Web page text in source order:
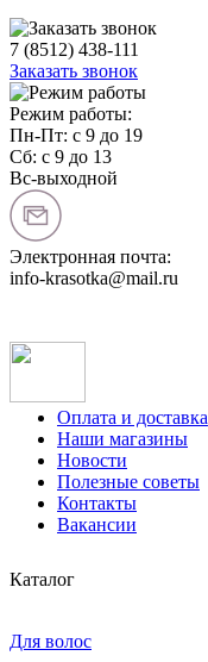
7 (8512) 438-111
Заказать звонок
Режим работы:
Пн-Пт: с 9 до 19
Сб: с 9 до 13
Вс-выходной
Электронная почта:
info-krasotka@mail.ru
Оплата и доставка
Наши магазины
Новости
Полезные советы
Контакты
Вакансии
Каталог
Для волос